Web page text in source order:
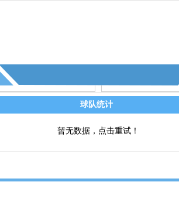
球队统计
暂无数据，点击重试！